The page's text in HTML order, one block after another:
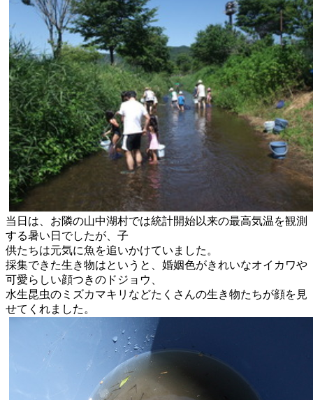
当日は、 お隣の山中湖村では統計開始以来の最高気温を観測
する暑い日でしたが、子
供たちは元気に魚を追いかけていました。
採集できた生き物はというと、 婚姻色がきれいなオイカワや
可愛らしい顔つきのドジョウ、
水生昆虫のミズカマキリなどたくさんの生き物たちが顔を見
せてく れました。